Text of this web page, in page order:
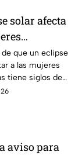
solar afecta
El
un mito que
que un eclipse
a las mujeres
tiene siglos de
¿de dónde
aviso para